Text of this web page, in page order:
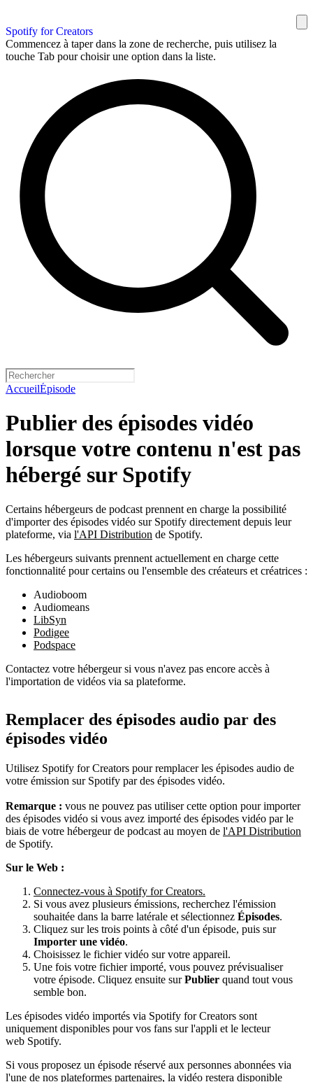
Spotify for Creators
Commencez à taper dans la zone de recherche, puis utilisez la
touche Tab pour choisir une option dans la liste.
AccueilÉpisode
Publier des épisodes vidéo
lorsque votre contenu n'est pas
hébergé sur Spotify
Certains hébergeurs de podcast prennent en charge la possibilité
d'importer des épisodes vidéo sur Spotify directement depuis leur
plateforme, via l'API Distribution de Spotify.
Les hébergeurs suivants prennent actuellement en charge cette
fonctionnalité pour certains ou l'ensemble des créateurs et créatrices :
Audioboom
Audiomeans
LibSyn
Podigee
Podspace
Contactez votre hébergeur si vous n'avez pas encore accès à
l'importation de vidéos via sa plateforme.
Remplacer des épisodes audio par des
épisodes vidéo
Utilisez Spotify for Creators pour remplacer les épisodes audio de
votre émission sur Spotify par des épisodes vidéo.
Remarque : vous ne pouvez pas utiliser cette option pour importer
des épisodes vidéo si vous avez importé des épisodes vidéo par le
biais de votre hébergeur de podcast au moyen de l'API Distribution
de Spotify.
Sur le Web :
Connectez-vous à Spotify for Creators.
Si vous avez plusieurs émissions, recherchez l'émission
souhaitée dans la barre latérale et sélectionnez Épisodes.
Cliquez sur les trois points à côté d'un épisode, puis sur
Importer une vidéo.
Choisissez le fichier vidéo sur votre appareil.
Une fois votre fichier importé, vous pouvez prévisualiser
votre épisode. Cliquez ensuite surPublier quand tout vous
semble bon.
Les épisodes vidéo importés via Spotify for Creators sont
uniquement disponibles pour vos fans sur l'appli et le lecteur
web Spotify.
Si vous proposez un épisode réservé aux personnes abonnées via
l'une de nos plateformes partenaires, la vidéo restera disponible